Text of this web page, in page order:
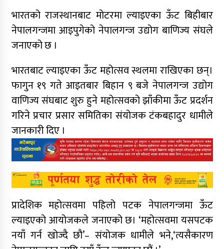
भारतको राजस्थानबाट मोटरमा ल्याइएका ऊँट बिहीबार
नेपालगन्जमा आइपुगेको नेपालगन्ज उद्योग बाणिज्य संघले
जनाएको छ ।
भारतबाट ल्याइएका ऊँट महोत्सव स्थलमा राखिएका छन्।
फागुन १९ गते आइतबार बिहान ९ बजे नेपालगन्ज उद्योग
वाणिज्य संघबाट शुरु हुने महोत्सवको झाँकीमा ऊँट प्रदर्शन
गरिने प्रचार प्रसार समितिका संयोजक टंकबहादुर धामीले
जानकारी दिए ।
प्रादेशिक महोत्सवमा पहिलो पटक नेपालगन्जमा ऊँट
ल्याइएको आयोजकले जनाएको छ। ‘महोत्सवमा यसपटक
नयाँ गर्न खोज्दै छौ’– संयोजक धामीले भने,‘त्यसैकारण